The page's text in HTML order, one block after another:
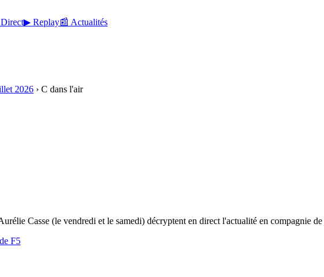
▶ Replay📰 Actualités
2026 › C dans l'air
Casse (le vendredi et le samedi) décryptent en direct l'actualité en compagnie de
F5